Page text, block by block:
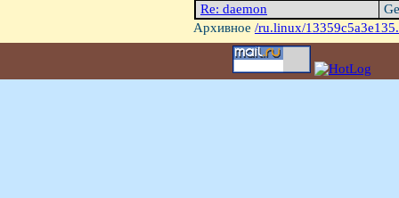
Re: daemon
Архивное /ru.linux/